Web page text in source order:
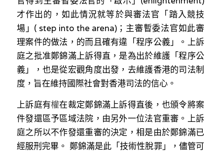
才作出的，如此情況就等於與審法官「踏入競技
場」( step into the arena)；主審暫委法官如此審
理案件的做法，的而且確有違「程序公義」。上訴
庭之批准鄭錦滿上訴得直，是為出於維護「程序公
義」，也是從宏觀角度出發，去維護香港的司法制
度，旨在維持國際社會對香港司法的信心。
上訴庭有權在裁定鄭錦滿上訴得直後，也頒令將案
件發還區予區域法院，由另外一位法官重審。上訴
庭之所以不作發還重審的決定，相是由於鄭錦滿已
經服刑完畢。 鄭錦滿是此「技術性脫罪」，儘管可